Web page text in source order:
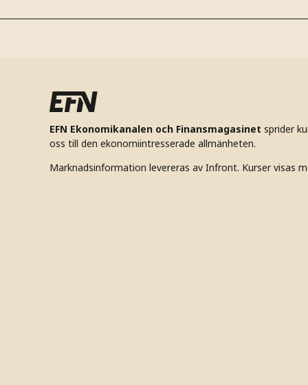
EFN Ekonomikanalen och Finansmagasinet sprider
oss till den ekonomiintresserade allmänheten.
Marknadsinformation levereras av Infront. Kurser visas